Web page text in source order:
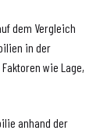
dem Vergleich
in der
wie Lage,
anhand der